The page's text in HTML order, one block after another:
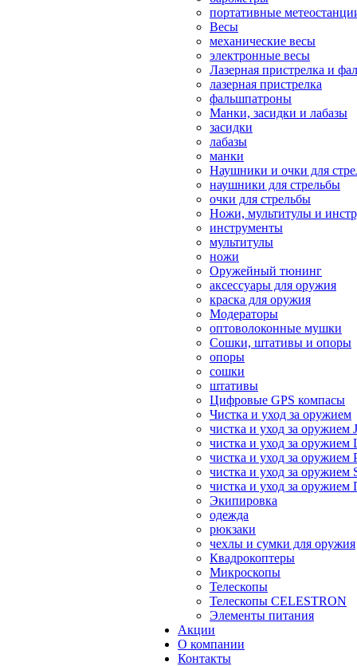
портативные
Весы
механические весы
электронные весы
Лазерная пристрелка и
лазерная пристрелка
фальшпатроны
Манки, засидки и лабазы
засидки
лабазы
манки
Наушники и очки для
наушники для стрельбы
очки для стрельбы
Ножи, мультитулы и
инструменты
мультитулы
ножи
Оружейный тюнинг
аксессуары для оружия
краска для оружия
Модераторы
оптоволоконные мушки
Сошки, штативы и опоры
опоры
сошки
штативы
Цифровые GPS компасы
Чистка и уход за оружием
чистка и уход за оружием
чистка и уход за оружием
чистка и уход за оружием
чистка и уход за оружием
чистка и уход за
Экипировка
одежда
рюкзаки
чехлы и сумки для оружия
Квадрокоптеры
Микроскопы
Телескопы
Телескопы CELESTRON
Элементы питания
Акции
О компании
Контакты